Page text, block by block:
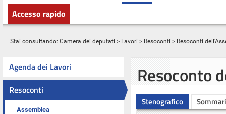
Accesso rapido
Stai consultando: Camera dei deputati > Lavori > Resoconti > Resoconti
Agenda dei Lavori
Resoconti
Assemblea
Resoconto
Stenografico